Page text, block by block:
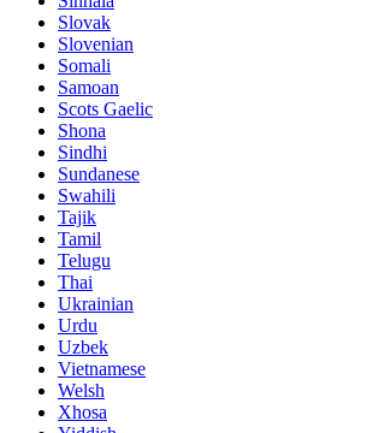
Slovak
Slovenian
Somali
Samoan
Scots Gaelic
Shona
Sindhi
Sundanese
Swahili
Tajik
Tamil
Telugu
Thai
Ukrainian
Urdu
Uzbek
Vietnamese
Welsh
Xhosa